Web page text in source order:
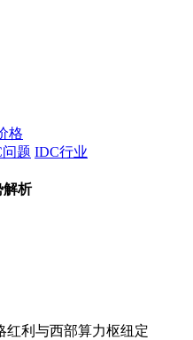
格
题 IDC行业
解析
红利与西部算力枢纽定